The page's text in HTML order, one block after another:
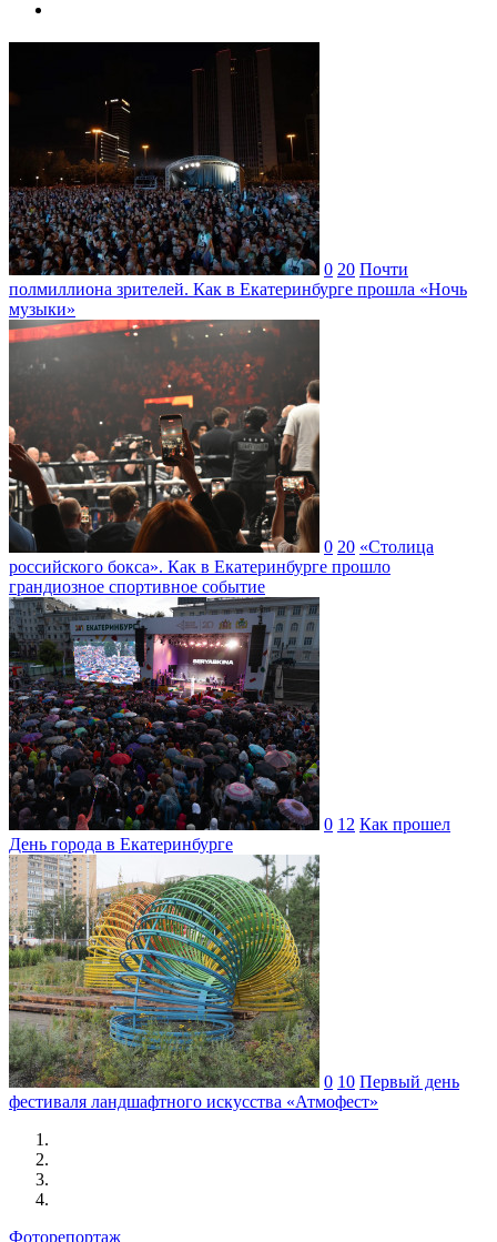
0 20 Почти
полмиллиона зрителей. Как в Екатеринбурге прошла «Ночь
музыки»
0 20 «Столица
российского бокса». Как в Екатеринбурге прошло
грандиозное спортивное событие
0 12 Как прошел
День города в Екатеринбурге
0 10 Первый день
фестиваля ландшафтного искусства «Атмофест»
Фоторепортаж